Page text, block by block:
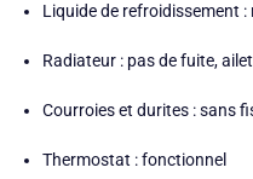
Liquide de refroidissement
Radiateur : pas de fuite,
Courroies et durites : sans
Thermostat : fonctionnel